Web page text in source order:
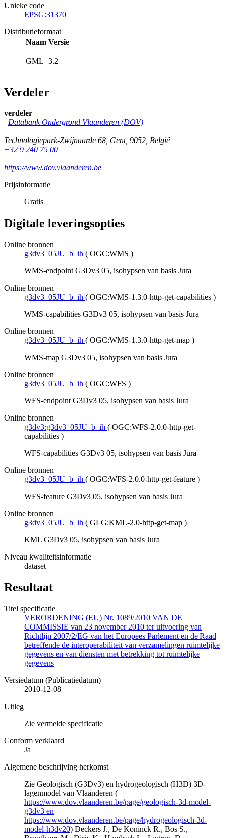
Unieke code
EPSG:31370
Distributieformaat
Naam Versie
GML 3.2
Verdeler
verdeler
Databank Ondergrond Vlaanderen (DOV)
Technologiepark-Zwijnaarde 68, Gent, 9052, België
+32 9 240 75 00
https://www.dov.vlaanderen.be
Prijsinformatie
Gratis
Digitale leveringsopties
Online bronnen
g3dv3_05JU_b_ih ( OGC:WMS )
WMS-endpoint G3Dv3 05, isohypsen van basis Jura
Online bronnen
g3dv3_05JU_b_ih ( OGC:WMS-1.3.0-http-get-capabilities )
WMS-capabilities G3Dv3 05, isohypsen van basis Jura
Online bronnen
g3dv3_05JU_b_ih ( OGC:WMS-1.3.0-http-get-map )
WMS-map G3Dv3 05, isohypsen van basis Jura
Online bronnen
g3dv3_05JU_b_ih ( OGC:WFS )
WFS-endpoint G3Dv3 05, isohypsen van basis Jura
Online bronnen
g3dv3:g3dv3_05JU_b_ih ( OGC:WFS-2.0.0-http-get-
capabilities )
WFS-capabilities G3Dv3 05, isohypsen van basis Jura
Online bronnen
g3dv3_05JU_b_ih ( OGC:WFS-2.0.0-http-get-feature )
WFS-feature G3Dv3 05, isohypsen van basis Jura
Online bronnen
g3dv3_05JU_b_ih ( GLG:KML-2.0-http-get-map )
KML G3Dv3 05, isohypsen van basis Jura
Niveau kwaliteitsinformatie
dataset
Resultaat
Titel specificatie
VERORDENING (EU) Nr. 1089/2010 VAN DE
COMMISSIE van 23 november 2010 ter uitvoering van
Richtlijn 2007/2/EG van het Europees Parlement en de Raad
betreffende de interoperabiliteit van verzamelingen ruimtelijke
gegevens en van diensten met betrekking tot ruimtelijke
gegevens
Versiedatum (Publicatiedatum)
2010-12-08
Uitleg
Zie vermelde specificatie
Conform verklaard
Ja
Algemene beschrijving herkomst
Zie Geologisch (G3Dv3) en hydrogeologisch (H3D) 3D-
lagenmodel van Vlaanderen (
https://www.dov.vlaanderen.be/page/geologisch-3d-model-
g3dv3 en
https://www.dov.vlaanderen.be/page/hydrogeologisch-3d-
model-h3dv20) Deckers J., De Koninck R., Bos S.,